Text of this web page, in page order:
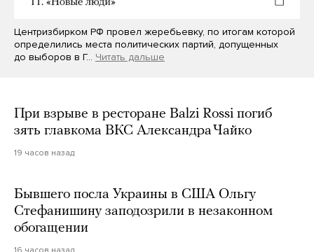
Центризбирком РФ провел жеребьевку, по итогам которой
определились места политических партий, допущенных
до выборов в Г… Читать дальше
При взрыве в ресторане Balzi Rossi погиб
зять главкома ВКС Александра Чайко
19 часов назад
Бывшего посла Украины в США Ольгу
Стефанишину заподозрили в незаконном
обогащении
16 часов назад